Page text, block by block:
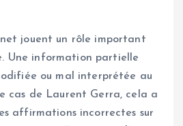
jouent un rôle important
Une information partielle
ou mal interprétée au
cas de Laurent Gerra, cela a
affirmations incorrectes sur